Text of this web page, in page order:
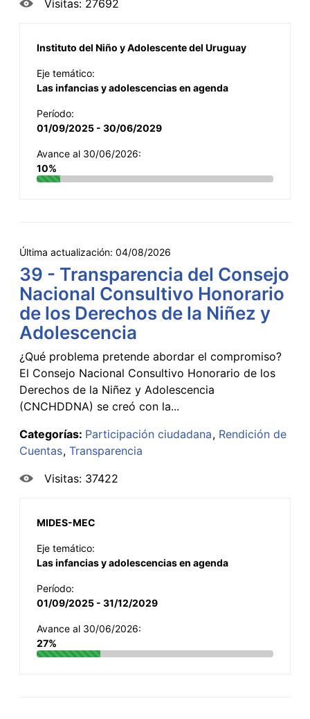
Visitas: 27692
Instituto del Niño y Adolescente del Uruguay
Eje temático:
Las infancias y adolescencias en agenda
Período:
01/09/2025 - 30/06/2029
Avance al 30/06/2026:
10%
Última actualización: 04/08/2026
39 - Transparencia del Consejo
Nacional Consultivo Honorario
de los Derechos de la Niñez y
Adolescencia
¿Qué problema pretende abordar el compromiso?
El Consejo Nacional Consultivo Honorario de los
Derechos de la Niñez y Adolescencia
(CNCHDDNA) se creó con la...
Categorías: Participación ciudadana Rendición de
Cuentas Transparencia
Visitas: 37422
MIDES-MEC
Eje temático:
Las infancias y adolescencias en agenda
Período:
01/09/2025 - 31/12/2029
Avance al 30/06/2026:
27%